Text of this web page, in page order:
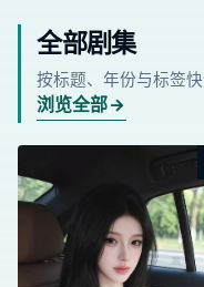
全部剧集
按标题、年份与标签
浏览全部